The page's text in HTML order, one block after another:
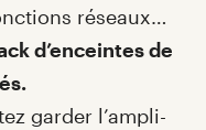
réseaux…
d’enceintes de
garder l’ampli-